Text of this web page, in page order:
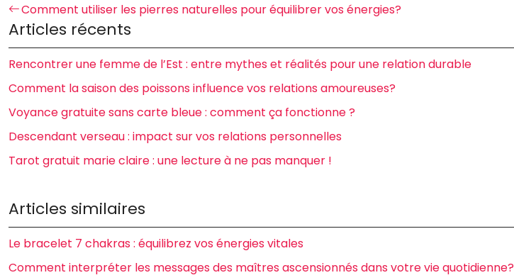
Comment utiliser les pierres naturelles pour équilibrer vos énergies?
Articles récents
Rencontrer une femme de l’Est : entre mythes et réalités pour une relation durable
Comment la saison des poissons influence vos relations amoureuses?
Voyance gratuite sans carte bleue : comment ça fonctionne ?
Descendant verseau : impact sur vos relations personnelles
Tarot gratuit marie claire : une lecture à ne pas manquer !
Articles similaires
Le bracelet 7 chakras : équilibrez vos énergies vitales
Comment interpréter les messages des maîtres ascensionnés dans votre vie quotidienne?